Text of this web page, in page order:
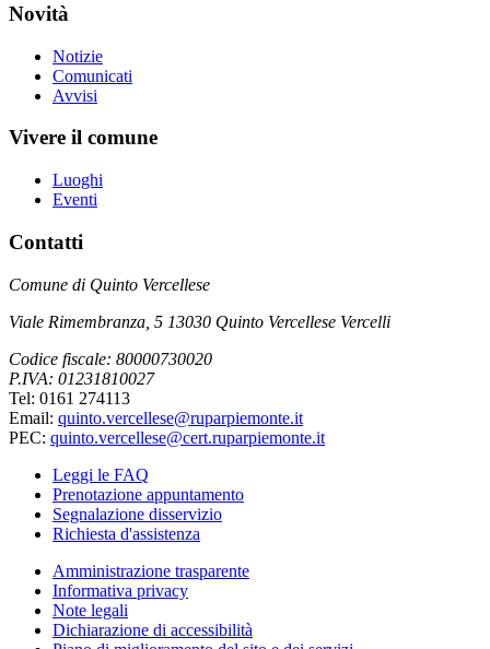
Novità
Notizie
Comunicati
Avvisi
Vivere il comune
Luoghi
Eventi
Contatti
Comune di Quinto Vercellese
Viale Rimembranza, 5 13030 Quinto Vercellese Vercelli
Codice fiscale: 80000730020
P.IVA: 01231810027
Tel: 0161 274113
Email: quinto.vercellese@ruparpiemonte.it
PEC: quinto.vercellese@cert.ruparpiemonte.it
Leggi le FAQ
Prenotazione appuntamento
Segnalazione disservizio
Richiesta d'assistenza
Amministrazione trasparente
Informativa privacy
Note legali
Dichiarazione di accessibilità